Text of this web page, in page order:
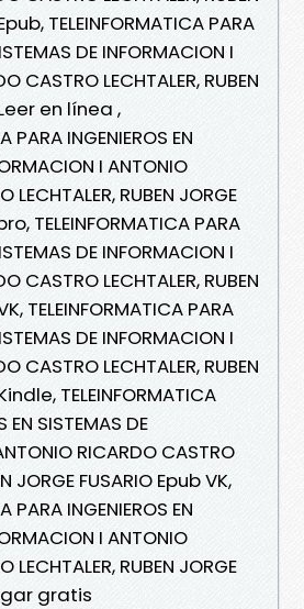
TELEINFORMATICA PARA
DE INFORMACION I
CASTRO LECHTALER, RUBEN
Leer en línea ,
PARA INGENIEROS EN
I ANTONIO
LECHTALER, RUBEN JORGE
TELEINFORMATICA PARA
DE INFORMACION I
CASTRO LECHTALER, RUBEN
TELEINFORMATICA PARA
DE INFORMACION I
CASTRO LECHTALER, RUBEN
TELEINFORMATICA
EN SISTEMAS DE
RICARDO CASTRO
JORGE FUSARIO Epub VK,
PARA INGENIEROS EN
I ANTONIO
LECHTALER, RUBEN JORGE
gratis